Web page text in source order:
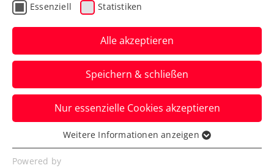
LAYJET-OPEN:
Nennschluss für
Wildcard-Challenge bis
6.9. um 18:00 Uhr
verlängert
Kurzentschlossene können noch um die
Doppel-Wildcard für den ATP-Challenger
Essenziell Statistiken
Alle akzeptieren
Speichern & schließen
Nur essenzielle Cookies akzeptieren
Essenziell
Essenzielle Cookies werden für grundlegende
Weitere Informationen anzeigen
Powered by